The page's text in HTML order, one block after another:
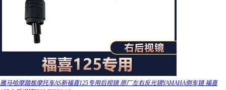
雅马哈摩踏板摩托车AS新福喜125专用后视镜 原厂左右反光镜YAMAHA倒车镜 福喜